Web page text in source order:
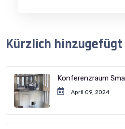
Kürzlich hinzugefügt
Konferenzraum
April 09, 2024